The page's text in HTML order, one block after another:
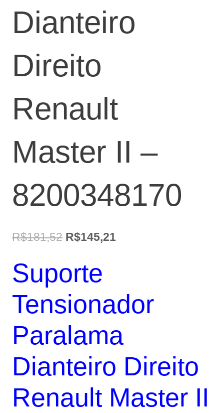
Dianteiro
Direito
Renault
Master II –
8200348170
R$181,52 O
original
R$181,52.
R$145,21
R$145,21.
Suporte
Tensionador
Paralama
Dianteiro Direito
Renault Master II